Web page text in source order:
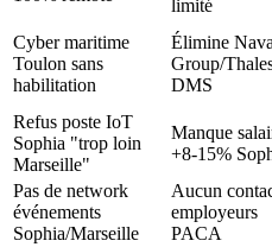
limité
Cyber maritime
Toulon sans
habilitation
Élimine
Group/
DMS
Refus poste IoT
Sophia "trop loin
Marseille"
Manque
+8-15%
Pas de network
événements
Sophia/Marseille
Aucun
employeurs
PACA